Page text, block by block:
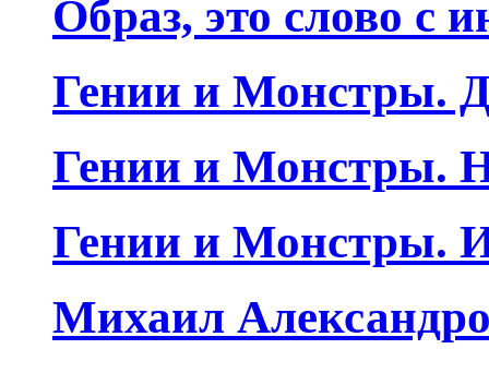
Образ, это слово с
Гении и Монстры.
Гении и Монстры.
Гении и Монстры.
Михаил